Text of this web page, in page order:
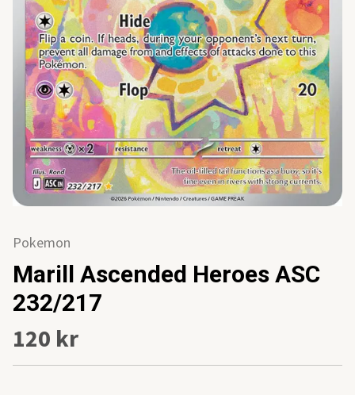
Pokemon
Marill Ascended Heroes ASC
232/217
120 kr